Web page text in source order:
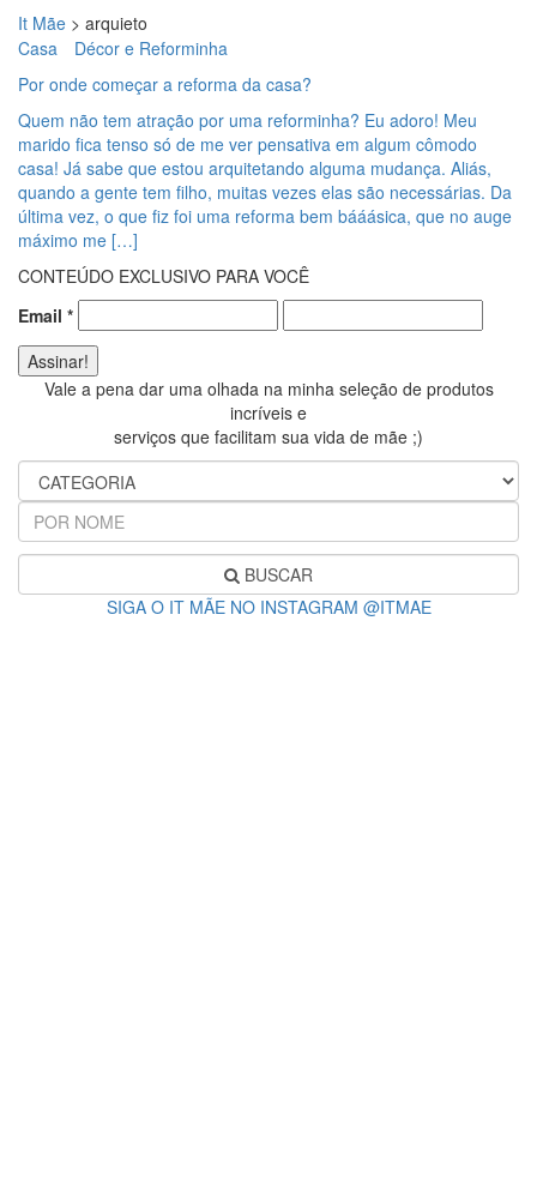
It Mãe > arquieto
Casa
Décor e Reforminha
Por onde começar a reforma da casa?
Quem não tem atração por uma reforminha? Eu adoro! Meu
marido fica tenso só de me ver pensativa em algum cômodo
casa! Já sabe que estou arquitetando alguma mudança. Aliás,
quando a gente tem filho, muitas vezes elas são necessárias. Da
última vez, o que fiz foi uma reforma bem bááásica, que no auge
máximo me […]
CONTEÚDO EXCLUSIVO PARA VOCÊ
Email *
Vale a pena dar uma olhada na minha seleção de produtos
incríveis e
serviços que facilitam sua vida de mãe ;)
BUSCAR
SIGA O IT MÃE NO INSTAGRAM @ITMAE